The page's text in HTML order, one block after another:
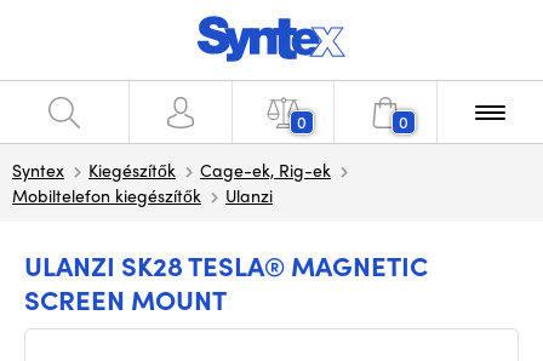
0 0
Syntex Kiegészítők
Cage-ek, Rig-ek
Mobiltelefon kiegészítők
Ulanzi
ULANZI SK28 TESLA® MAGNETIC
SCREEN MOUNT